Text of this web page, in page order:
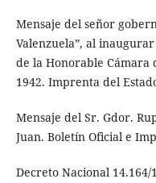
Mensaje del señor
Valenzuela”, al
de la Honorable Cámara
1942. Imprenta del
Mensaje del Sr. Gdor.
Juan. Boletín Oficial e
Decreto Nacional